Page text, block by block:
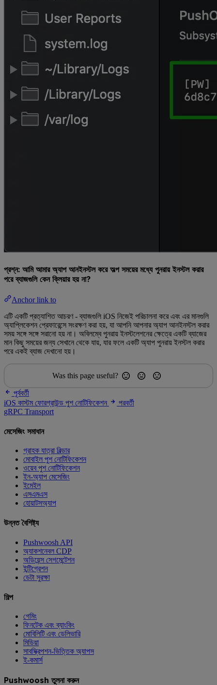
প্রশ্ন: আমি আমার অ্যাপ আনইনস্টল করে অল্প সময়ের মধ্যে পুনরায় ইনস্টল করার
পরে ব্যাজগুলি কেন ক্লিয়ার হয় না?
Anchor link to
এটি একটি প্রত্যাশিত আচরণ - ব্যাজগুলি iOS নিজেই পরিচালনা করে এবং এর মানগুলি
অ্যাপ্লিকেশন প্রেফারেন্সে সংরক্ষণ করা হয়, যা আপনি আপনার অ্যাপ আনইনস্টল করার
সময় সঙ্গে সঙ্গে সরানো হয় না। অবিলম্বে পুনরায় ইনস্টলেশনের ক্ষেত্রে একটি ব্যাজের
মান কিছু সময়ের জন্য সেখানে থেকে যায়, যার ফলে একটি অ্যাপ পুনরায় ইনস্টল করার
পরে একই ব্যাজ দেখানো হয়।
Was this page useful?
পূর্ববর্তী
iOS কাস্টম ফোরগ্রাউন্ড পুশ নোটিফিকেশন
পরবর্তী
gRPC Transport
মেসেজিং সমাধান
গ্রাহক যাত্রা বিল্ডার
মোবাইল পুশ নোটিফিকেশন
ওয়েব পুশ নোটিফিকেশন
ইন-অ্যাপ মেসেজিং
ইমেইল
এসএমএস
হোয়াটসঅ্যাপ
উন্নত বৈশিষ্ট্য
Pushwoosh API
অ্যাকশনেবল CDP
অডিয়েন্স সেগমেন্টেশন
ইন্টিগ্রেশন
ডেটা সুরক্ষা
শিল্প
গেমিং
ফিনটেক এবং ব্যাংকিং
মোবিলিটি এবং ডেলিভারি
মিডিয়া
সাবস্ক্রিপশন-ভিত্তিক অ্যাপস
ই-কমার্স
Pushwoosh তুলনা করুন